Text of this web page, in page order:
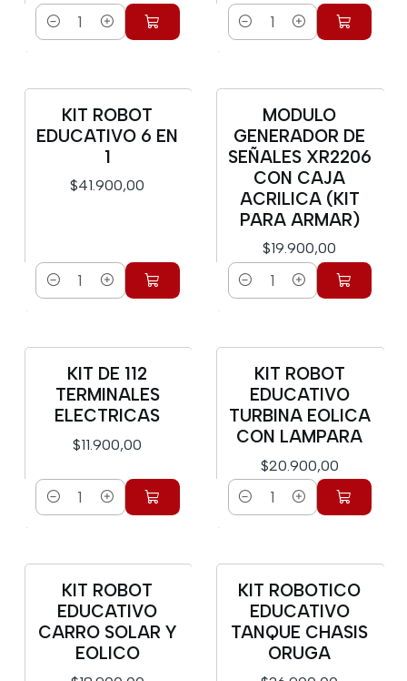
Cantidad Cantidad
KIT ROBOT
EDUCATIVO 6 EN
1
$41.900,00
Cantidad
MODULO
GENERADOR DE
SEÑALES XR2206
CON CAJA
ACRILICA (KIT
PARA ARMAR)
$19.900,00
Cantidad
KIT DE 112
TERMINALES
ELECTRICAS
$11.900,00
Cantidad
KIT ROBOT
EDUCATIVO
TURBINA EOLICA
CON LAMPARA
$20.900,00
Cantidad
KIT ROBOT
EDUCATIVO
CARRO SOLAR Y
EOLICO
KIT ROBOTICO
EDUCATIVO
TANQUE CHASIS
ORUGA